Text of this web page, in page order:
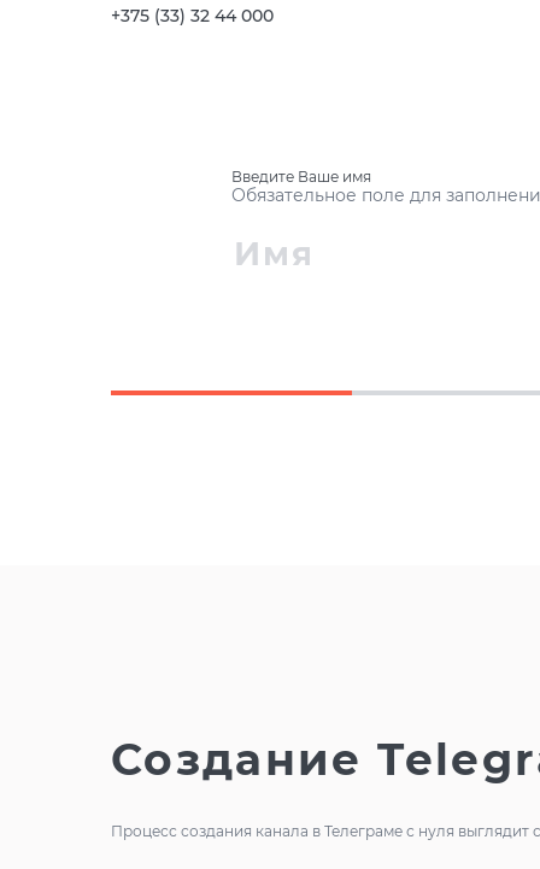
+375 (33) 32 44 000
Введите Ваше имя
Обязательное поле для
Создание
Процесс создания канала в Телеграме с нуля